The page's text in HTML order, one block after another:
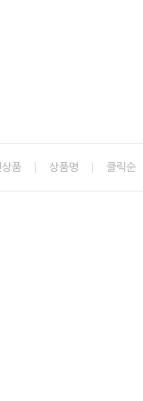
상품 상품명 클릭순